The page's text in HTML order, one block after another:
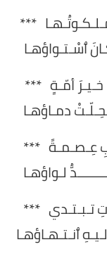
مـلـكـوتُـهـا ***
ٱسْـتـواؤهـا
خـيـرَ أمّـةٍ ***
دمـاؤهـا
عِـصـمـةً ***
لـواؤهـا
تـبـتـدي ***
ٱنـتـهـاؤهـا